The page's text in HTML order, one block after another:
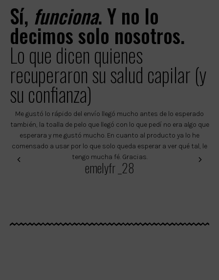
Sí, funciona. Y no lo
decimos solo nosotros.
Lo que dicen quienes
recuperaron su salud capilar (y
su confianza)
emelyfr _28
Me gustó lo rápido del envío llegó mucho antes de lo esperado
también, la toalla de pelo que llegó con lo que pedí no era algo que
esperara y me gustó mucho. En cuanto al producto ya lo he
comensado a usar por lo que solo queda esperar a ver qué tal, le
tengo mucha fé. Gracias.